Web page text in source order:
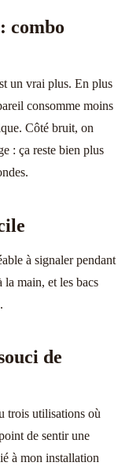
combo
un vrai plus. En plus
consomme moins
Côté bruit, on
: ça reste bien plus
à signaler pendant
la main, et les bacs
de
trois utilisations où
de sentir une
à mon installation